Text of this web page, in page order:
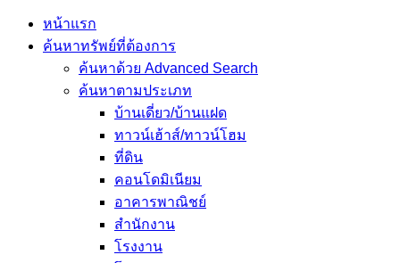
หน้าแรก
ค้นหาทรัพย์ที่ต้องการ
ค้นหาด้วย Advanced Search
ค้นหาตามประเภท
บ้านเดี่ยว/บ้านแฝด
ทาวน์เฮ้าส์/ทาวน์โฮม
ที่ดิน
คอนโดมิเนียม
อาคารพาณิชย์
สำนักงาน
โรงงาน